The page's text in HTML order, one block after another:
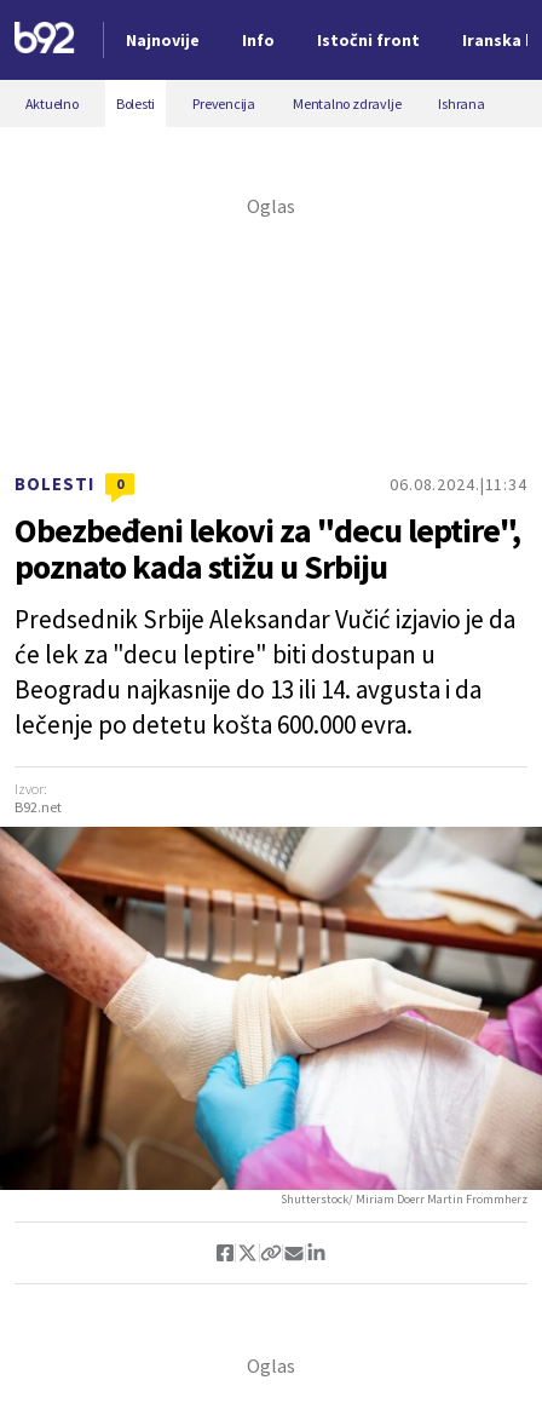
Najnovije Info Istočni front Iranska
Nova vest
Aktuelno Bolesti Prevencija Mentalno zdravlje Ishrana
BOLESTI 0 06.08.2024. 11:34
Obezbeđeni lekovi za "decu leptire",
poznato kada stižu u Srbiju
Predsednik Srbije Aleksandar Vučić izjavio je da
će lek za "decu leptire" biti dostupan u
Beogradu najkasnije do 13 ili 14. avgusta i da
lečenje po detetu košta 600.000 evra.
Izvor:
B92.net
Shutterstock/ Miriam Doerr Martin Frommherz